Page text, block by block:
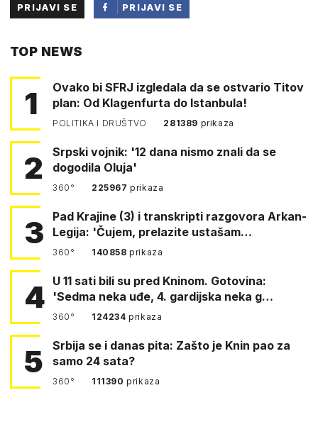
PRIJAVI SE
PRIJAVI SE
TOP NEWS
1
Ovako bi SFRJ izgledala da se ostvario Titov
plan: Od Klagenfurta do Istanbula!
POLITIKA I DRUŠTVO 281389 prikaza
2
Srpski vojnik: '12 dana nismo znali da se
dogodila Oluja'
360° 225967prikaza
3
Pad Krajine (3) i transkripti razgovora Arkan-
Legija: 'Čujem, prelazite ustašam…
360° 140858prikaza
4 U 11 sati bili su pred Kninom. Gotovina:
'Sedma neka uđe, 4. gardijska neka g…
360° 124234prikaza
5
Srbija se i danas pita: Zašto je Knin pao za
samo 24 sata?
360° 111390prikaza